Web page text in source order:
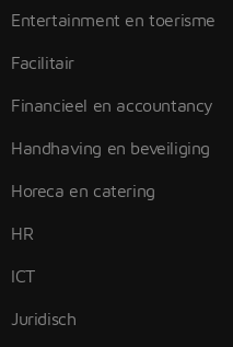
Entertainment en toerisme
Facilitair
Financieel en accountancy
Handhaving en beveiliging
Horeca en catering
HR
ICT
Juridisch